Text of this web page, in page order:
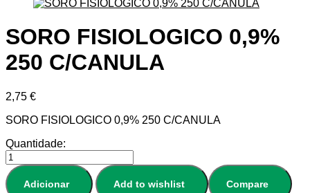
SORO FISIOLOGICO 0,9%
250 C/CANULA
2,75 €
SORO FISIOLOGICO 0,9% 250 C/CANULA
Quantidade:
Adicionar Add to wishlist Compare